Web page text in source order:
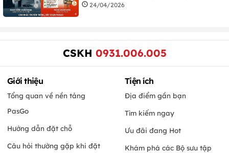
24/04/2026
CSKH 0931.006.005
Giới thiệu
Tổng quan về nền tảng
PasGo
Hướng dẫn đặt chỗ
Câu hỏi thường gặp khi đặt
Tiện ích
Địa điểm gần bạn
Tìm kiếm ngay
Ưu đãi đang Hot
Khám phá các Bộ sưu tập